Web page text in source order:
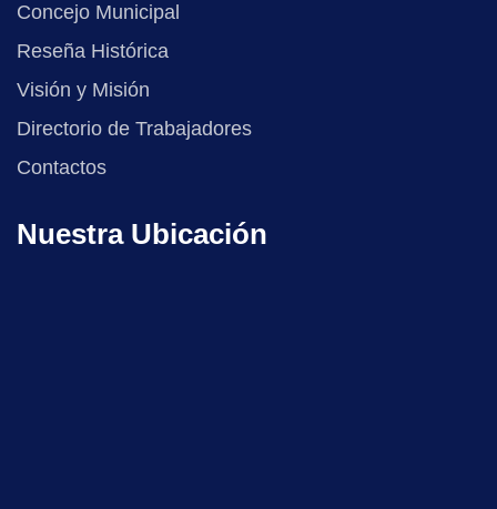
Concejo Municipal
Reseña Histórica
Visión y Misión
Directorio de Trabajadores
Contactos
Nuestra Ubicación